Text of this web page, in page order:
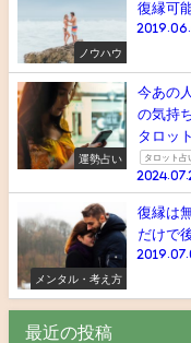
ノウハウ
復縁可
運勢占い
今あの
の気持
タロッ
タロット占
メンタル・考え方
復縁は
だけで
最近の投稿